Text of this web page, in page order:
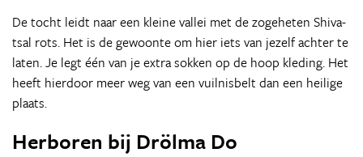
De tocht leidt naar een kleine vallei met de zogeheten Shiva-
tsal rots. Het is de gewoonte om hier iets van jezelf achter te
laten. Je legt één van je extra sokken op de hoop kleding. Het
heeft hierdoor meer weg van een vuilnisbelt dan een heilige
plaats.
Herboren bij Drölma Do